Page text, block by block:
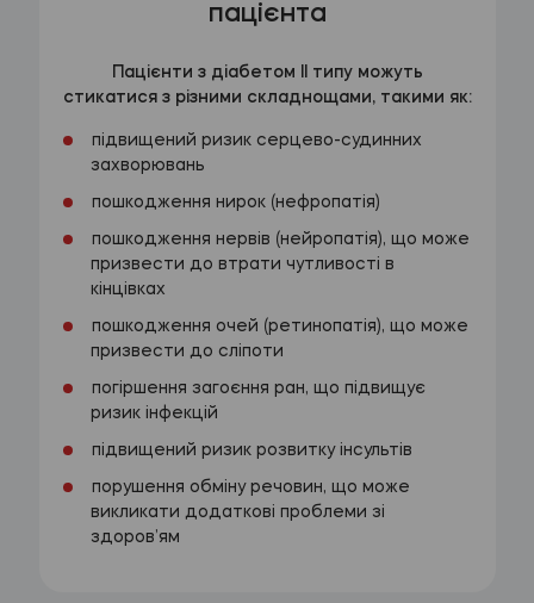
пацієнта
Пацієнти з діабетом ІІ типу можуть
стикатися з різними складнощами, такими як:
підвищений ризик серцево-судинних
захворювань
пошкодження нирок (нефропатія)
пошкодження нервів (нейропатія), що може
призвести до втрати чутливості в
кінцівках
пошкодження очей (ретинопатія), що може
призвести до сліпоти
погіршення загоєння ран, що підвищує
ризик інфекцій
підвищений ризик розвитку інсультів
порушення обміну речовин, що може
викликати додаткові проблеми зі
здоров’ям